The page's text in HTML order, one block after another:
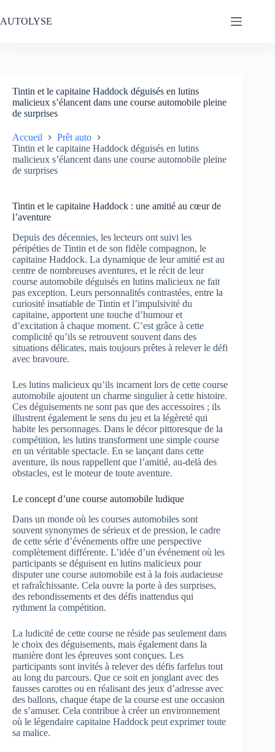
au
contenu
AUTOLYSE
Tintin et le capitaine Haddock déguisés en lutins
malicieux s’élancent dans une course automobile pleine
de surprises
Accueil
Prêt auto
Tintin et le capitaine Haddock déguisés en lutins
malicieux s’élancent dans une course automobile pleine
de surprises
Tintin et le capitaine Haddock : une amitié au cœur de
l’aventure
Depuis des décennies, les lecteurs ont suivi les
péripéties de Tintin et de son fidèle compagnon, le
capitaine Haddock. La dynamique de leur amitié est au
centre de nombreuses aventures, et le récit de leur
course automobile déguisés en lutins malicieux ne fait
pas exception. Leurs personnalités contrastées, entre la
curiosité insatiable de Tintin et l’impulsivité du
capitaine, apportent une touche d’humour et
d’excitation à chaque moment. C’est grâce à cette
complicité qu’ils se retrouvent souvent dans des
situations délicates, mais toujours prêtes à relever le défi
avec bravoure.
Les lutins malicieux qu’ils incarnent lors de cette course
automobile ajoutent un charme singulier à cette histoire.
Ces déguisements ne sont pas que des accessoires ; ils
illustrent également le sens du jeu et la légèreté qui
habite les personnages. Dans le décor pittoresque de la
compétition, les lutins transforment une simple course
en un véritable spectacle. En se lançant dans cette
aventure, ils nous rappellent que l’amitié, au-delà des
obstacles, est le moteur de toute aventure.
Le concept d’une course automobile ludique
Dans un monde où les courses automobiles sont
souvent synonymes de sérieux et de pression, le cadre
de cette série d’événements offre une perspective
complètement différente. L’idée d’un événement où les
participants se déguisent en lutins malicieux pour
disputer une course automobile est à la fois audacieuse
et rafraîchissante. Cela ouvre la porte à des surprises,
des rebondissements et des défis inattendus qui
rythment la compétition.
La ludicité de cette course ne réside pas seulement dans
le choix des déguisements, mais également dans la
manière dont les épreuves sont conçues. Les
participants sont invités à relever des défis farfelus tout
au long du parcours. Que ce soit en jonglant avec des
fausses carottes ou en réalisant des jeux d’adresse avec
des ballons, chaque étape de la course est une occasion
de s’amuser. Cela contribue à créer un environnement
où le légendaire capitaine Haddock peut exprimer toute
sa malice.